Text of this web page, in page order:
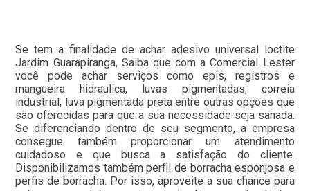
Se tem a finalidade de achar adesivo universal loctite
Jardim Guarapiranga, Saiba que com a Comercial Lester
você pode achar serviços como epis, registros e
mangueira hidraulica, luvas pigmentadas, correia
industrial, luva pigmentada preta entre outras opções que
são oferecidas para que a sua necessidade seja sanada.
Se diferenciando dentro de seu segmento, a empresa
consegue também proporcionar um atendimento
cuidadoso e que busca a satisfação do cliente.
Disponibilizamos também perfil de borracha esponjosa e
perfis de borracha. Por isso, aproveite a sua chance para